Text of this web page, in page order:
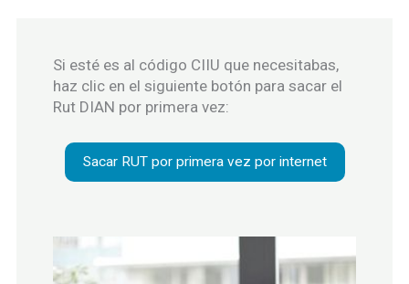
Si esté es al código CIIU que necesitabas,
haz clic en el siguiente botón para sacar el
Rut DIAN por primera vez:
Sacar RUT por primera vez por internet